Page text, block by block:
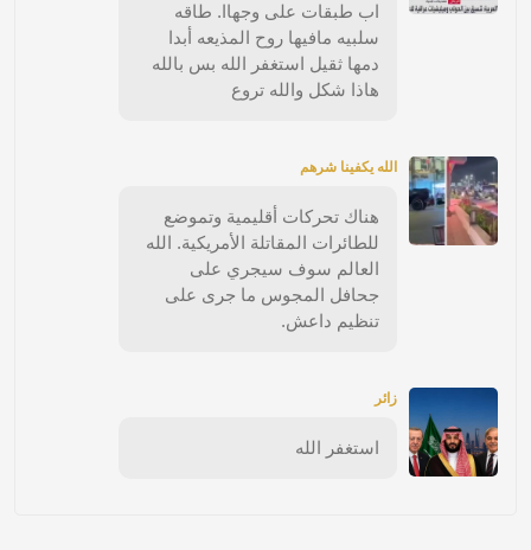
اب طبقات على وجهاا. طاقه
سلبيه مافيها روح المذيعه أبدا
دمها ثقيل استغفر الله بس بالله
هاذا شكل والله تروع
الله يكفينا شرهم
هناك تحركات أقليمية وتموضع
للطائرات المقاتلة الأمريكية. الله
العالم سوف سيجري على
جحافل المجوس ما جرى على
تنظيم داعش.
زائر
استغفر الله